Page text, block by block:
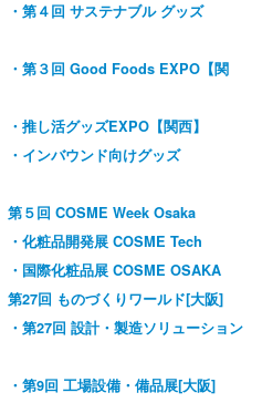
・第４回 サステナブル グッズ
・第３回 Good Foods EXPO【関
・推し活グッズEXPO【関西】
・インバウンド向けグッズ
第５回 COSME Week Osaka
・化粧品開発展 COSME Tech
・国際化粧品展 COSME OSAKA
第27回 ものづくりワールド[大阪]
・第27回 設計・製造ソリューション
・第9回 工場設備・備品展[大阪]